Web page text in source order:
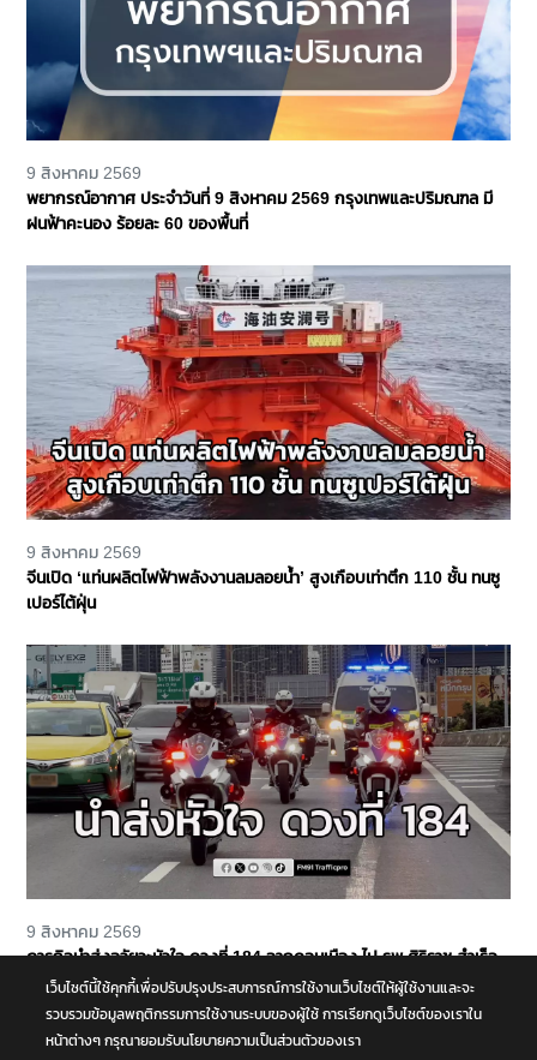
9 สิงหาคม 2569
พยากรณ์อากาศ ประจำวันที่ 9 สิงหาคม 2569 กรุงเทพและปริมณฑล มี
ฝนฟ้าคะนอง ร้อยละ 60 ของพื้นที่
9 สิงหาคม 2569
จีนเปิด ‘แท่นผลิตไฟฟ้าพลังงานลมลอยน้ำ’ สูงเกือบเท่าตึก 110 ชั้น ทนซู
เปอร์ไต้ฝุ่น
9 สิงหาคม 2569
ภารกิจนำส่งอวัยวะหัวใจ ดวงที่ 184 จากดอนเมือง ไป รพ.ศิริราช สำเร็จ
ลุล่วงเว็บไซต์นี้ใช้คุกกี้เพื่อปรับปรุงประสบการณ์การใช้งานเว็บไซต์ให้ผู้ใช้งานและจะ
รวบรวมข้อมูลพฤติกรรมการใช้งานระบบของผู้ใช้ การเรียกดูเว็บไซต์ของเราใน
หน้าต่างๆ กรุณายอมรับนโยบายความเป็นส่วนตัวของเรา